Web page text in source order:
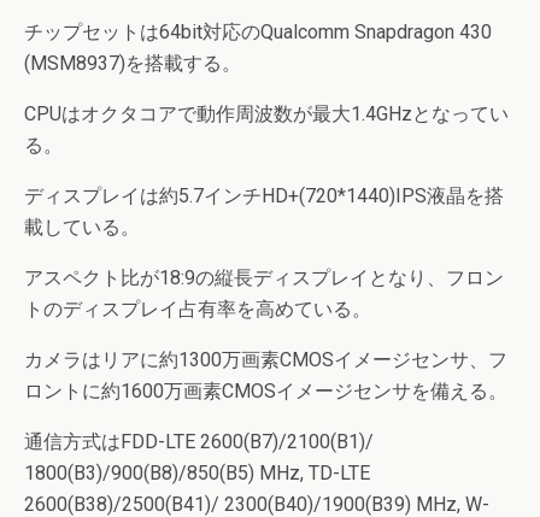
チップセットは64bit対応のQualcomm Snapdragon 430
(MSM8937)を搭載する。
CPUはオクタコアで動作周波数が最大1.4GHzとなってい
る。
ディスプレイは約5.7インチHD+(720*1440)IPS液晶を搭
載している。
アスペクト比が18:9の縦長ディスプレイとなり、フロン
トのディスプレイ占有率を高めている。
カメラはリアに約1300万画素CMOSイメージセンサ、フ
ロントに約1600万画素CMOSイメージセンサを備える。
通信方式はFDD-LTE 2600(B7)/2100(B1)/
1800(B3)/900(B8)/850(B5) MHz, TD-LTE
2600(B38)/2500(B41)/ 2300(B40)/1900(B39) MHz, W-